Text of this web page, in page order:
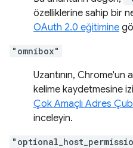
özelliklerine sahip bir
OAuth 2.0 eğitimine
"omnibox"
Uzantının,
kelime kaydetmesine
Çok Amaçlı Adres
inceleyin.